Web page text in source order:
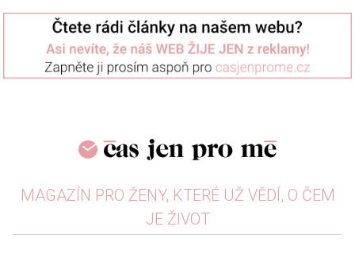
MAGAZÍN PRO ŽENY, KTERÉ UŽ VĚDÍ, O ČEM
JE ŽIVOT